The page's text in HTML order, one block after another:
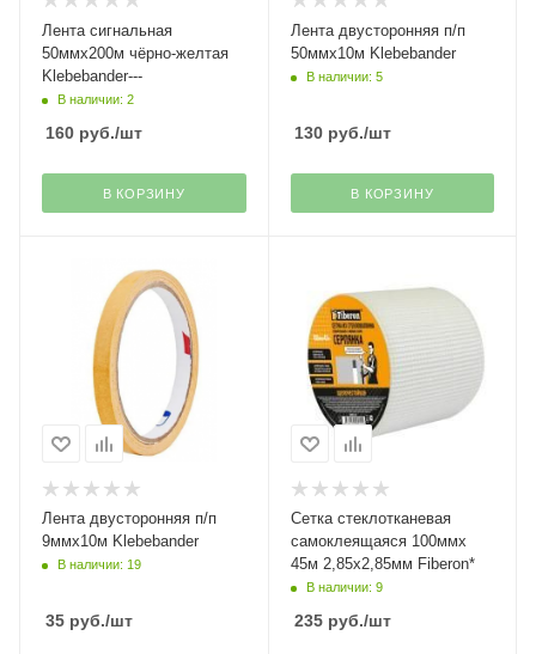
Лента сигнальная
50ммх200м чёрно-желтая
Klebebander---
В наличии: 2
160 руб./шт
В КОРЗИНУ
Лента двусторонняя п/п
50ммх10м Klebebander
В наличии: 5
130руб./шт
В КОРЗИНУ
Лента двусторонняя п/п
9ммх10м Klebebander
В наличии: 19
35 руб./шт
Сетка стеклотканевая
самоклеящаяся 100ммх
45м 2,85х2,85мм Fiberon*
В наличии: 9
235руб./шт